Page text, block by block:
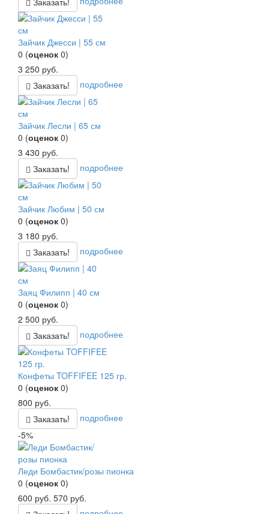
Зайчик Джесси | 55 см
0 (оценок 0)
3 250 руб.
Заказать!
подробнее
Зайчик Лесли | 65 см
0 (оценок 0)
3 430 руб.
Заказать!
подробнее
Зайчик Любим | 50 см
0 (оценок 0)
3 180 руб.
Заказать!
подробнее
Заяц Филипп | 40 см
0 (оценок 0)
2 500 руб.
Заказать!
подробнее
Конфеты TOFFIFEE 125 гр.
0 (оценок 0)
800 руб.
Заказать!
подробнее
-5%
Леди Бомбастик/розы пионка
0 (оценок 0)
600 руб. 570 руб.